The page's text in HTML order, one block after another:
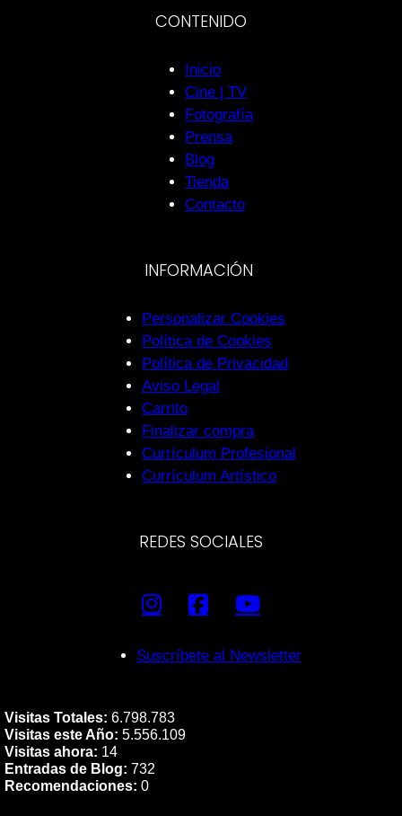
CONTENIDO
Inicio
Cine | TV
Fotografía
Prensa
Blog
Tienda
Contacto
INFORMACIÓN
Personalizar Cookies
Política de Cookies
Política de Privacidad
Aviso Legal
Carrito
Finalizar compra
Currículum Profesional
Currículum Artístico
REDES SOCIALES
Suscríbete al Newsletter
Visitas Totales: 6.798.783
Visitas este Año: 5.556.109
Visitas ahora: 14
Entradas de Blog: 732
Recomendaciones: 0